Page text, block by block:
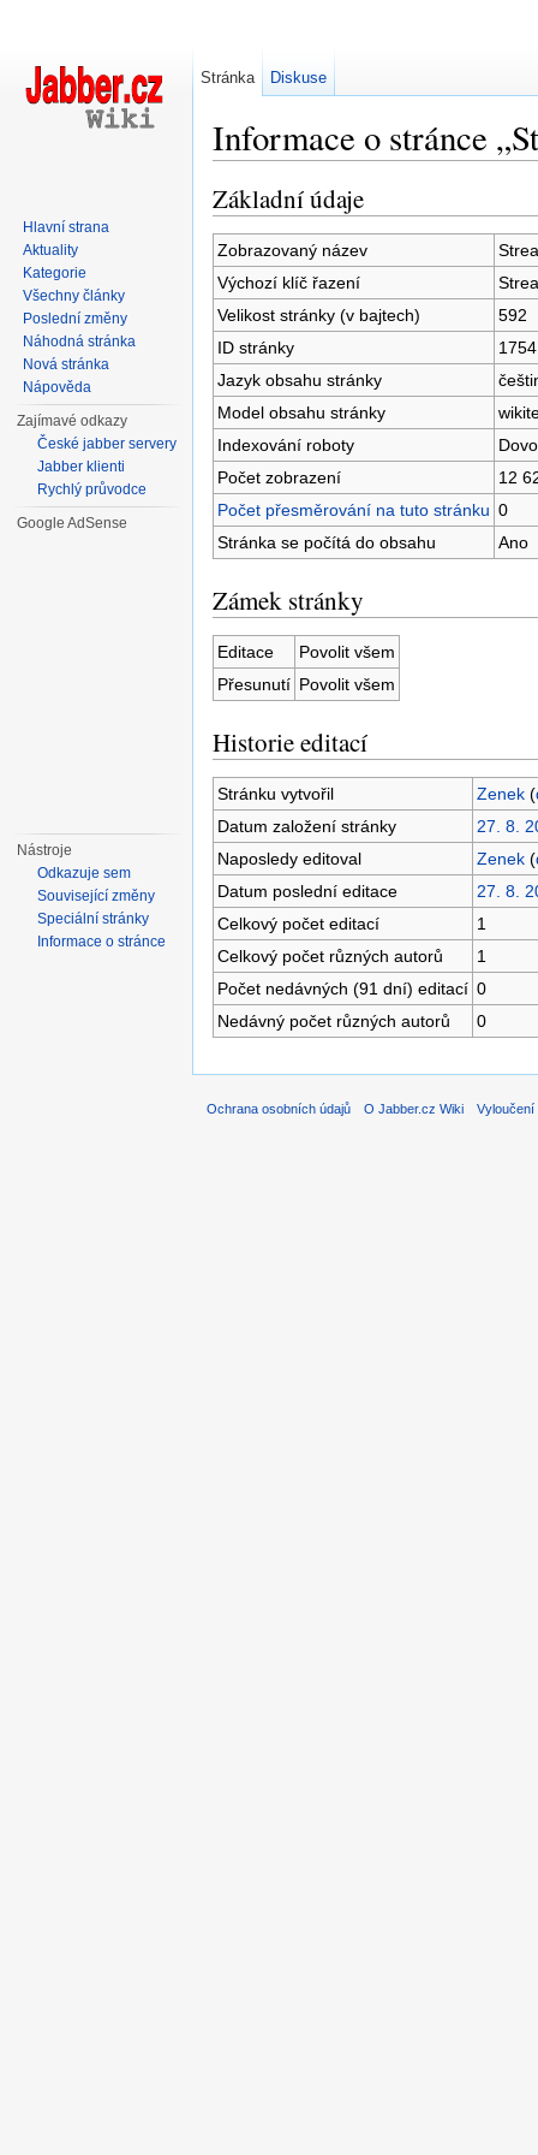
Informace o stránce
Základní údaje
Zobrazovaný název
Výchozí klíč řazení
Velikost stránky (v bajtech)
592
ID stránky
1754
Jazyk obsahu stránky
Model obsahu stránky
Indexování roboty
Počet zobrazení
12
Počet přesměrování na tuto stránku 0
Stránka se počítá do obsahu
Ano
Zámek stránky
Editace
Povolit všem
Přesunutí Povolit všem
Historie editací
Stránku vytvořil Zenek (
Datum založení stránky
27. 8.
Naposledy editoval
Zenek (
Datum poslední editace
27. 8.
Celkový počet editací
1
Celkový počet různých autorů
1
Počet nedávných (91 dní) editací 0
Nedávný počet různých autorů
0
Stránka Diskuse
Hlavní strana
Aktuality
Kategorie
Všechny články
Poslední změny
Náhodná stránka
Nová stránka
Nápověda
Zajímavé odkazy
České jabber servery
Jabber klienti
Rychlý průvodce
Google AdSense
Nástroje
Odkazuje sem
Související změny
Speciální stránky
Informace o stránce
Ochrana osobních údajů O Jabber.cz Wiki Vyloučení